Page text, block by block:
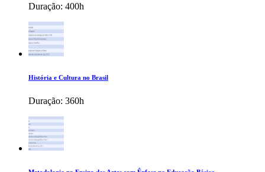
Duração: 400h
História e Cultura no Brasil
Duração: 360h